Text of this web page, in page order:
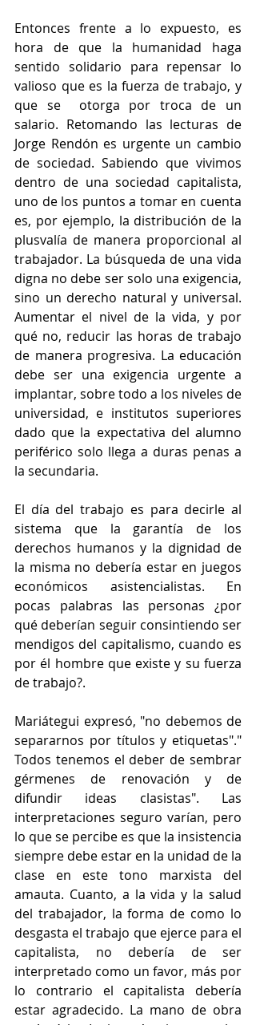
Entonces frente a lo expuesto, es
hora de que la humanidad haga
sentido solidario para repensar lo
valioso que es la fuerza de trabajo, y
que se  otorga por troca de un
salario. Retomando las lecturas de
Jorge Rendón es urgente un cambio
de sociedad. Sabiendo que vivimos
dentro de una sociedad capitalista,
uno de los puntos a tomar en cuenta
es, por ejemplo, la distribución de la
plusvalía de manera proporcional al
trabajador. La búsqueda de una vida
digna no debe ser solo una exigencia,
sino un derecho natural y universal.
Aumentar el nivel de la vida, y por
qué no, reducir las horas de trabajo
de manera progresiva. La educación
debe ser una exigencia urgente a
implantar, sobre todo a los niveles de
universidad, e institutos superiores
dado que la expectativa del alumno
periférico solo llega a duras penas a
la secundaria.
El día del trabajo es para decirle al
sistema que la garantía de los
derechos humanos y la dignidad de
la misma no debería estar en juegos
económicos asistencialistas. En
pocas palabras las personas ¿por
qué deberían seguir consintiendo ser
mendigos del capitalismo, cuando es
por él hombre que existe y su fuerza
de trabajo?.
Mariátegui expresó, "no debemos de
separarnos por títulos y etiquetas"."
Todos tenemos el deber de sembrar
gérmenes de renovación y de
difundir ideas clasistas". Las
interpretaciones seguro varían, pero
lo que se percibe es que la insistencia
siempre debe estar en la unidad de la
clase en este tono marxista del
amauta. Cuanto, a la vida y la salud
del trabajador, la forma de como lo
desgasta el trabajo que ejerce para el
capitalista, no debería de ser
interpretado como un favor, más por
lo contrario el capitalista debería
estar agradecido. La mano de obra